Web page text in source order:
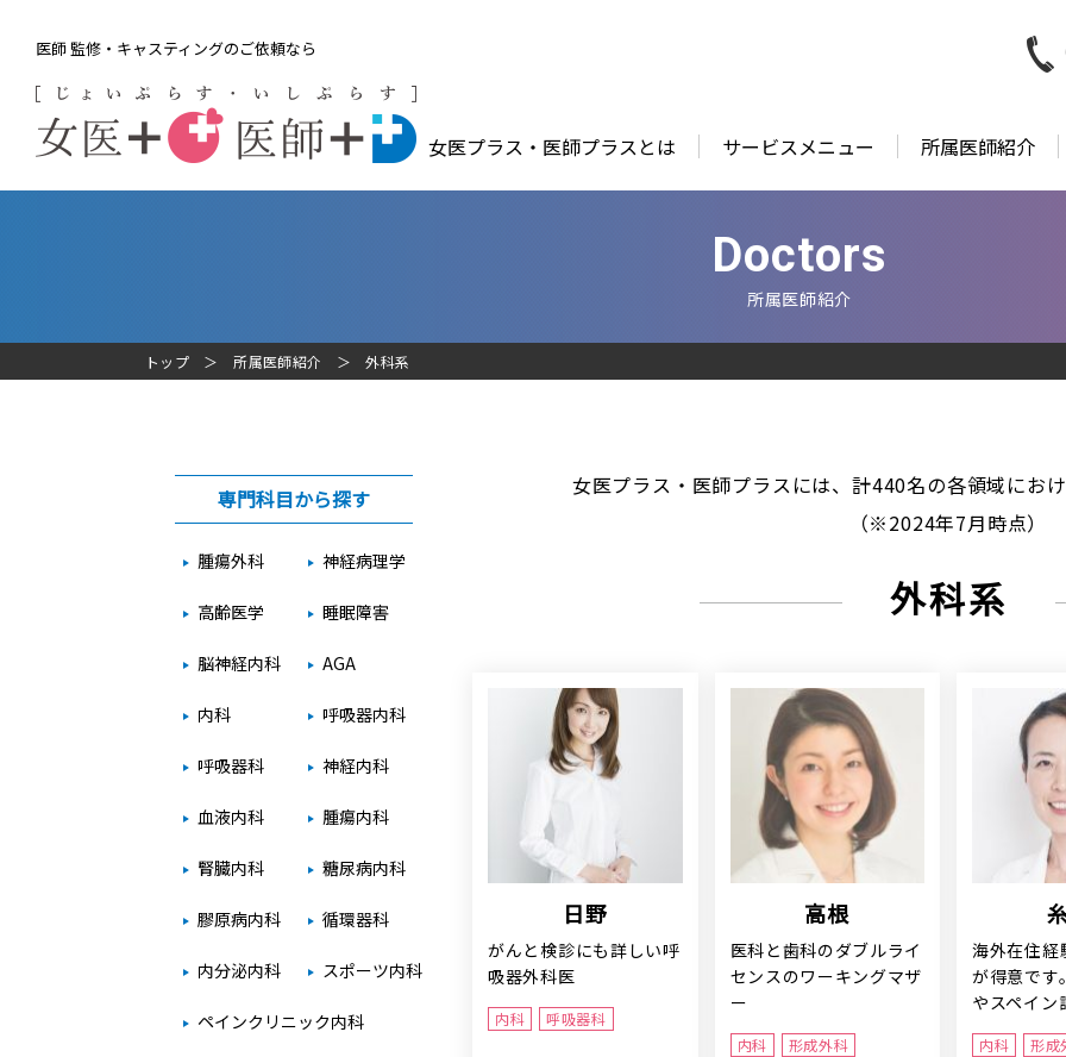
医師 監修・キャスティングのご依頼なら
女医プラス・医師プラスとは サービスメニュー 所属医師紹介
Doctors
所属医師紹介
トップ 所属医師紹介 外科系
女医プラス・医師プラスには、計440名の各領域にお
（※2024年7月時点）
外科系
日野
がんと検診にも詳しい呼
吸器外科医
内科 呼吸器科
高根
医科と歯科のダブルライ
センスのワーキングマザ
ー
内科
形成外科
海外在住経
が得意です
やスペイン
内科
形成
専門科目から探す
腫瘍外科 神経病理学
高齢医学 睡眠障害
脳神経内科 AGA
内科 呼吸器内科
呼吸器科 神経内科
血液内科 腫瘍内科
腎臓内科 糖尿病内科
膠原病内科 循環器科
内分泌内科 スポーツ内科
ペインクリニック内科